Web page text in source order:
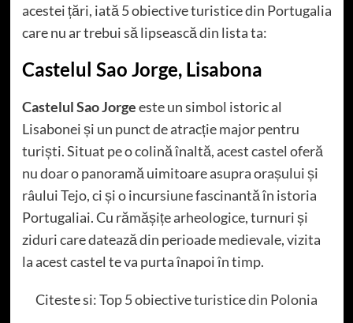
acestei țări, iată 5 obiective turistice din Portugalia
care nu ar trebui să lipsească din lista ta:
Castelul Sao Jorge, Lisabona
Castelul Sao Jorgeeste un simbol istoric al
Lisabonei și un punct de atracție major pentru
turiști. Situat pe o colină înaltă, acest castel oferă
nu doar o panoramă uimitoare asupra orașului și
râului Tejo, ci și o incursiune fascinantă în istoria
Portugaliai. Cu rămășițe arheologice, turnuri și
ziduri care datează din perioade medievale, vizita
la acest castel te va purta înapoi în timp.
Citeste si:Top 5 obiective turistice din Polonia